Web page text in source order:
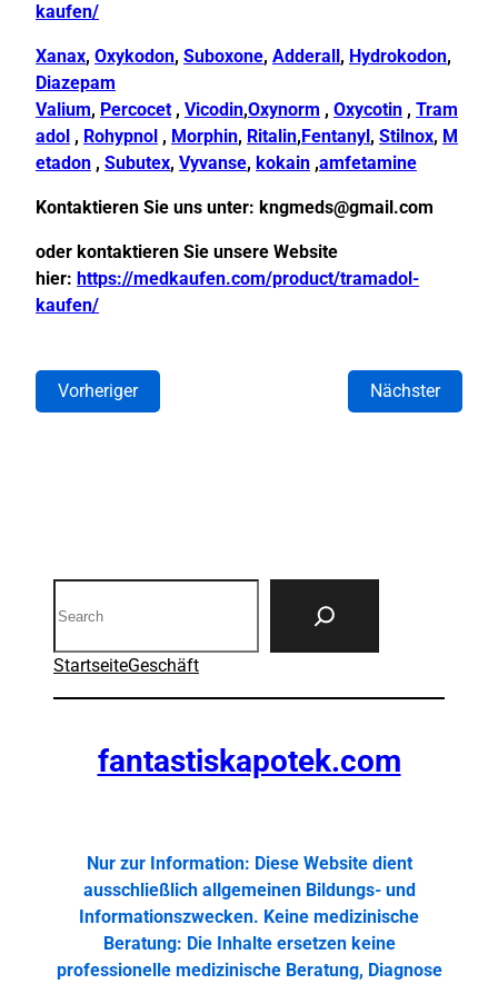
kaufen/
Xanax, Oxykodon, Suboxone, Adderall , Hydrokodon,
Diazepam
Valium, Percocet, Vicodin,Oxynorm , Oxycotin , Tram
adol , Rohypnol , Morphin, Ritalin, Fentanyl , Stilnox, M
etadon , Subutex, Vyvanse, kokain ,amfetamine
Kontaktieren Sie uns unter: kngmeds@gmail.com
oder kontaktieren Sie unsere Website
hier: https://medkaufen.com/product/tramadol-
kaufen/
Vorheriger Nächster
StartseiteGeschäft
fantastiskapotek.com
Nur zur Information: Diese Website dient
ausschließlich allgemeinen Bildungs- und
Informationszwecken. Keine medizinische
Beratung: Die Inhalte ersetzen keine
professionelle medizinische Beratung, Diagnose